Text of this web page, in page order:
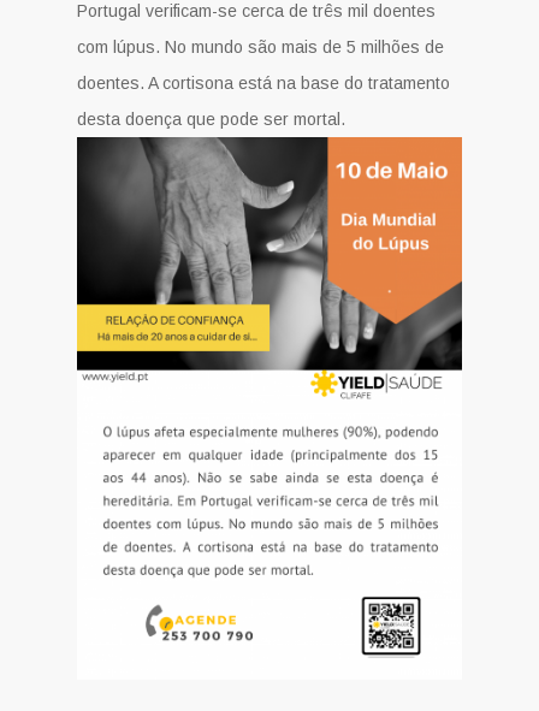
Portugal verificam-se cerca de três mil doentes
com lúpus. No mundo são mais de 5 milhões de
doentes. A cortisona está na base do tratamento
desta doença que pode ser mortal.